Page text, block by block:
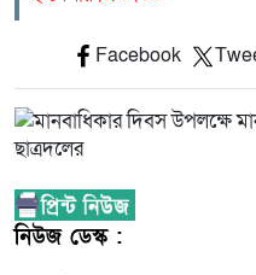
Facebook
নিউজ ডেস্ক :